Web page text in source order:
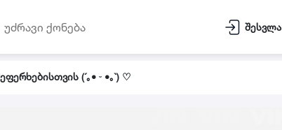
უძრავი ქონება შესვლა
(´｡• ᵕ •｡`) ♡